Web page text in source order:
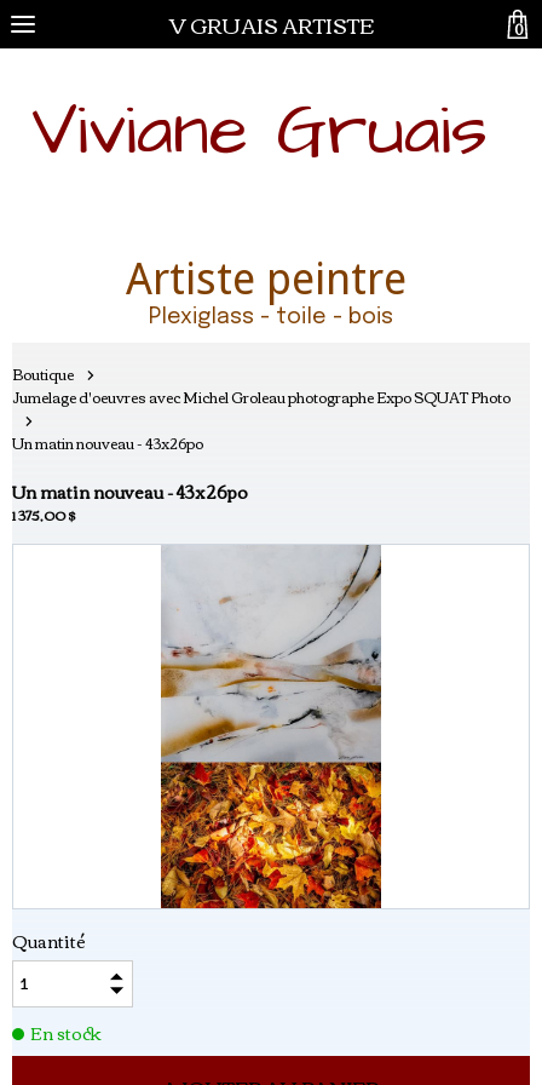
V GRUAIS ARTISTE
Viviane Gruais
Artiste peintre
Plexiglass - toile - bois
Boutique
Jumelage d'oeuvres avec Michel Groleau photographe Expo SQUAT Photo
Un matin nouveau - 43x26po
Un matin nouveau - 43x26po
1 375,00 $
Quantité
En stock
0